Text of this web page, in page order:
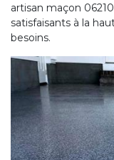
artisan maçon
satisfaisants à la
besoins.